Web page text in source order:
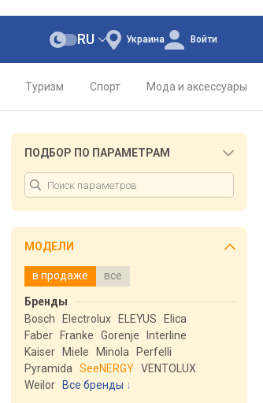
Украина
RU Войти
Туризм Спорт Мода и аксессуары
ПОДБОР ПО ПАРАМЕТРАМ
МОДЕЛИ
в продаже все
Бренды
Bosch
Electrolux ELEYUS
Elica
Faber
Franke Gorenje
Interline
Kaiser
Miele Minola
Perfelli
Pyramida
SeeNERGY VENTOLUX
Weilor
Все бренды